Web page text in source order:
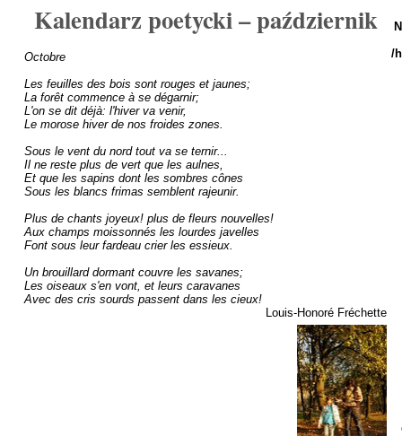
Kalendarz poetycki – październik
Octobre
Les feuilles des bois sont rouges et jaunes;
La forêt commence à se dégarnir;
L'on se dit déjà: l'hiver va venir,
Le morose hiver de nos froides zones.
Sous le vent du nord tout va se ternir...
Il ne reste plus de vert que les aulnes,
Et que les sapins dont les sombres cônes
Sous les blancs frimas semblent rajeunir.
Plus de chants joyeux! plus de fleurs nouvelles!
Aux champs moissonnés les lourdes javelles
Font sous leur fardeau crier les essieux.
Un brouillard dormant couvre les savanes;
Les oiseaux s'en vont, et leurs caravanes
Avec des cris sourds passent dans les cieux!
Louis-Honoré Fréchette
/